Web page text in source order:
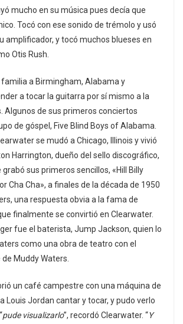
mucho en su música pues decía que
Tocó con ese sonido de trémolo y usó
amplificador, y tocó muchos blueses en
Otis Rush.
a Birmingham, Alabama y
a tocar la guitarra por sí mismo a la
Algunos de sus primeros conciertos
de góspel, Five Blind Boys of Alabama.
se mudó a Chicago, Illinois y vivió
Harrington, dueño del sello discográfico,
sus primeros sencillos, «Hill Billy
Cha Cha», a finales de la década de 1950
una respuesta obvia a la fama de
finalmente se convirtió en Clearwater.
fue el baterista, Jump Jackson, quien lo
como una obra de teatro con el
Muddy Waters.
un café campestre con una máquina de
Louis Jordan cantar y tocar, y pudo verlo
pude visualizarlo”, recordó Clearwater. “Y